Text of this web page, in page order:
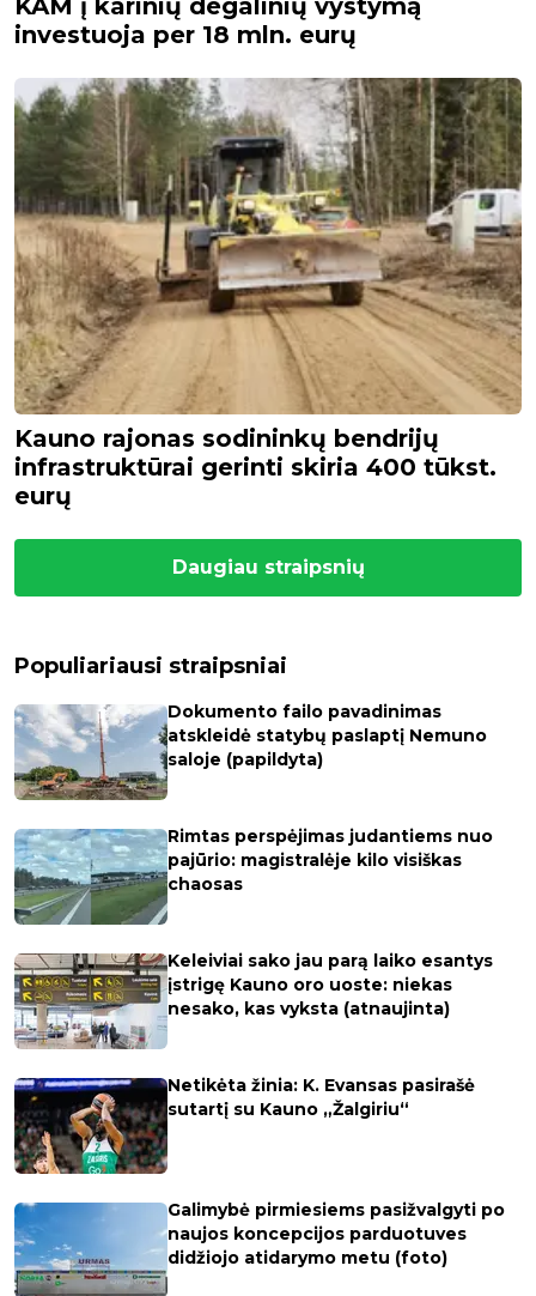
KAM į karinių degalinių vystymą
investuoja per 18 mln. eurų
Kauno rajonas sodininkų bendrijų
infrastruktūrai gerinti skiria 400 tūkst.
eurų
Daugiau straipsnių
Populiariausi straipsniai
Dokumento failo pavadinimas
atskleidė statybų paslaptį Nemuno
saloje (papildyta)
Rimtas perspėjimas judantiems nuo
pajūrio: magistralėje kilo visiškas
chaosas
Keleiviai sako jau parą laiko esantys
įstrigę Kauno oro uoste: niekas
nesako, kas vyksta (atnaujinta)
Netikėta žinia: K. Evansas pasirašė
sutartį su Kauno „Žalgiriu“
Galimybė pirmiesiems pasižvalgyti po
naujos koncepcijos parduotuves
didžiojo atidarymo metu (foto)